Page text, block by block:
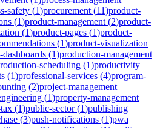
safety (1)procurement (11)product-
(1)product-management (2)product-
(1)product-pages (1)product-
(1)product-visualization
(1)production-management
scheduling (1)productivity
(1)professional-services (4)program-
(2)project-management
(1)property-management
(1)public-sector(1)publishing
(3)push-notifications (1)pwa